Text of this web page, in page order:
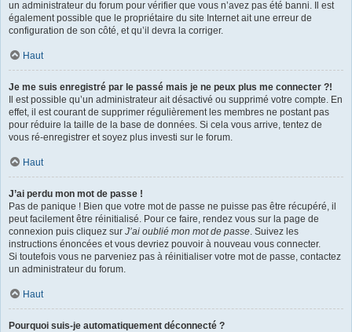
un administrateur du forum pour vérifier que vous n’avez pas été banni. Il est
également possible que le propriétaire du site Internet ait une erreur de
configuration de son côté, et qu’il devra la corriger.
Haut
Je me suis enregistré par le passé mais je ne peux plus me connecter ?!
Il est possible qu’un administrateur ait désactivé ou supprimé votre compte. En
effet, il est courant de supprimer régulièrement les membres ne postant pas
pour réduire la taille de la base de données. Si cela vous arrive, tentez de
vous ré-enregistrer et soyez plus investi sur le forum.
Haut
J’ai perdu mon mot de passe !
Pas de panique ! Bien que votre mot de passe ne puisse pas être récupéré, il
peut facilement être réinitialisé. Pour ce faire, rendez vous sur la page de
connexion puis cliquez sur J’ai oublié mon mot de passe. Suivez les
instructions énoncées et vous devriez pouvoir à nouveau vous connecter.
Si toutefois vous ne parveniez pas à réinitialiser votre mot de passe, contactez
un administrateur du forum.
Haut
Pourquoi suis-je automatiquement déconnecté ?